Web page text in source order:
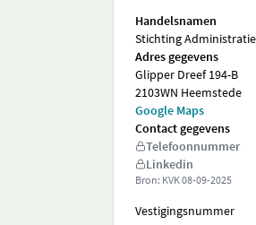
Handelsnamen
Stichting
Adres gegevens
Glipper Dreef 194-B
2103WN Heemstede
Google Maps
Contact gegevens
Telefoonnummer
Linkedin
Bron: KVK08-09-2025
Vestigingsnummer